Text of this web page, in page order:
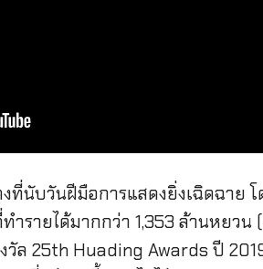
ที่นับวันฝีมือการแสดงยิ่งเฉิดฉาย
ำรายได้มากกว่า 1,353 ล้านหยวน
ล 25th Huading Awards ปี